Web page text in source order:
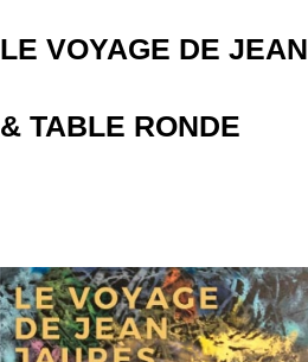
LE VOYAGE DE
& TABLE RONDE